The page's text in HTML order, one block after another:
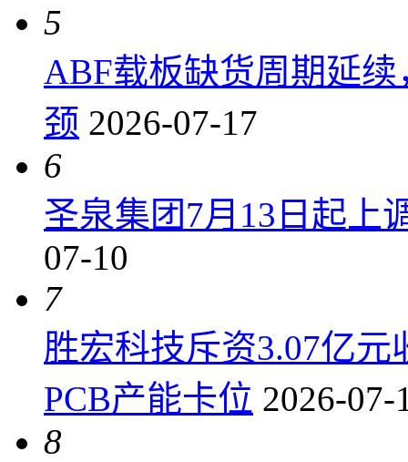
5
ABF载板缺货周期延
颈 2026-07-17
6
圣泉集团7月13日起上
07-10
7
胜宏科技斥资3.07亿
PCB产能卡位 2026-07-
8